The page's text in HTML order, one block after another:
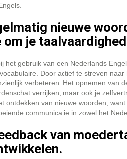
nieuwe
je
het gebruik van een Nederlands
Door actief te streven
verbeteren. Het opnemen van
verrijken, maar ook je
ontdekken van nieuwe woorden,
communicatie in zowel het
van